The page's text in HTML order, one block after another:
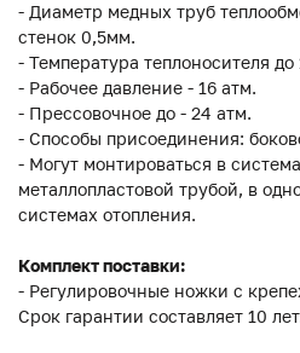
- Диаметр медных труб
стенок 0,5мм.
- Температура теплоносителя до
- Рабочее давление - 16 атм.
- Прессовочное до - 24 атм.
- Способы присоединения:
- Могут монтироваться в
металлопластовой трубой, в
системах отопления.
Комплект поставки:
- Регулировочные ножки с
Срок гарантии составляет 10